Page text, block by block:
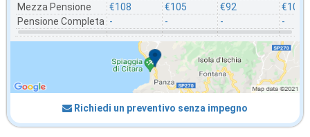
Mezza Pensione
Pensione Completa
€108
-
€105
-
€92
-
€108
-
Richiedi un preventivo senza impegno